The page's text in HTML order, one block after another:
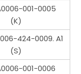
001-0005
(K)
424-0009. A1
(S)
001-0006